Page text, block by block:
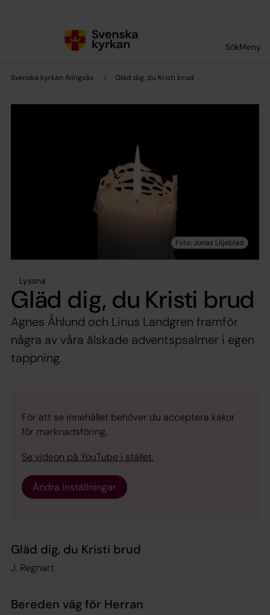
SökMeny
Svenska kyrkan Alingsås Gläd dig, du Kristi brud
Lyssna
Gläd dig, du Kristi brud
Agnes Åhlund och Linus Landgren framför
några av våra älskade adventspsalmer i egen
tappning.
För att se innehållet behöver du acceptera kakor
för marknadsföring.
Se videon på YouTube i stället.
Ändra inställningar
Gläd dig, du Kristi brud
J. Regnart
Bereden väg för Herran